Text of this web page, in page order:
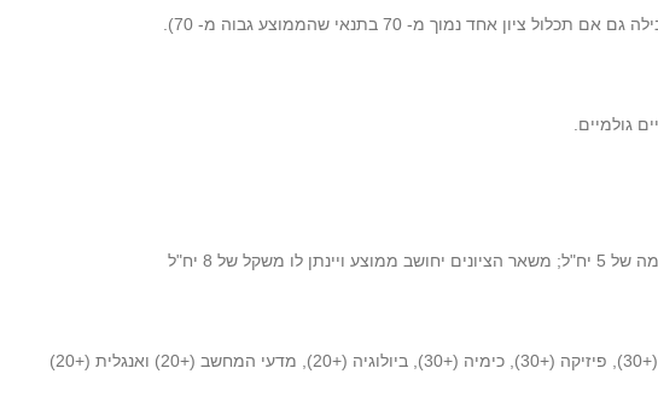
גולמיים.
של 8 יח"ל
(+20)